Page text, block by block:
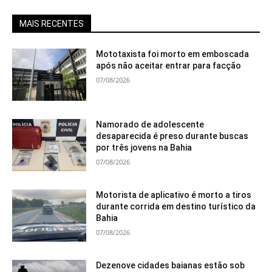
MAIS RECENTES
Mototaxista foi morto em emboscada
após não aceitar entrar para facção
07/08/2026
Namorado de adolescente
desaparecida é preso durante buscas
por três jovens na Bahia
07/08/2026
Motorista de aplicativo é morto a tiros
durante corrida em destino turístico da
Bahia
07/08/2026
Dezenove cidades baianas estão sob